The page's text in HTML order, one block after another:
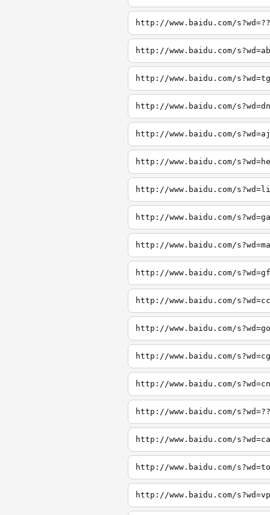
http://www.baidu.com/s?wd=??
http://www.baidu.com/s?wd=ab
http://www.baidu.com/s?wd=tg
http://www.baidu.com/s?wd=dn
http://www.baidu.com/s?wd=aj
http://www.baidu.com/
http://www.baidu.com/
http://www.baidu.com/
http://www.baidu.com/
http://www.baidu.com/
http://www.baidu.com/
http://www.baidu.com/
http://www.baidu.com/
http://www.baidu.com/
http://www.baidu.com/
http://www.baidu.com/
http://www.baidu.com/
http://www.baidu.com/